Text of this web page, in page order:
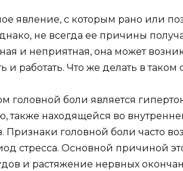
явление, с которым рано или
не всегда ее причины
и неприятная, она может
работать. Что же делать в таком
головной боли является
также находящейся во
Признаки головной боли часто
стресса. Основной причиной
и растяжение нервных